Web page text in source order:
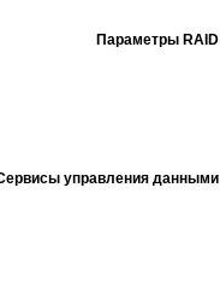
Параметры RAID
управления данными